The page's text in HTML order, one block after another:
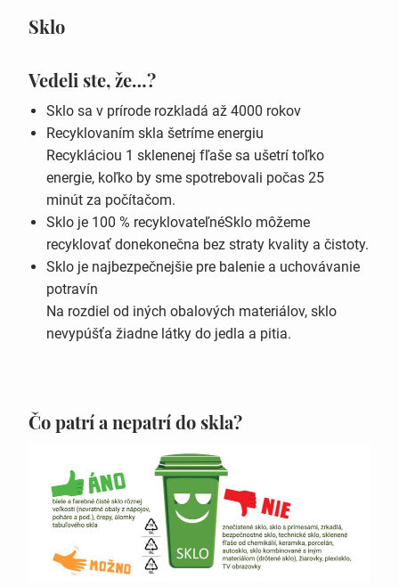
Sklo
Vedeli ste, že…?
Sklo sa v prírode rozkladá až 4000 rokov
Recyklovaním skla šetríme energiu
Recykláciou 1 sklenenej fľaše sa ušetrí toľko
energie, koľko by sme spotrebovali počas 25
minút za počítačom.
Sklo je 100 % recyklovateľnéSklo môžeme
recyklovať donekonečna bez straty kvality a čistoty.
Sklo je najbezpečnejšie pre balenie a uchovávanie
potravín
Na rozdiel od iných obalových materiálov, sklo
nevypúšťa žiadne látky do jedla a pitia.
Čo patrí a nepatrí do skla?